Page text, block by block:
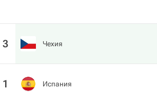
3 Чехия
1 Испания